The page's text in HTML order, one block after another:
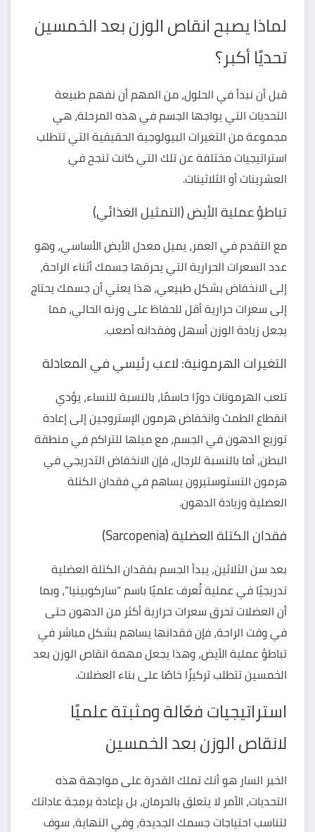
لماذا يصبح انقاص الوزن بعد الخمسين
تحديًا أكبر؟
قبل أن نبدأ في الحلول، من المهم أن نفهم طبيعة
التحديات التي يواجها الجسم في هذه المرحلة، هي
مجموعة من التغيرات البيولوجية الحقيقية التي تتطلب
استراتيجيات مختلفة عن تلك التي كانت تنجح في
العشرينات أو الثلاثينات.
تباطؤ عملية الأيض (التمثيل الغذائي)
مع التقدم في العمر، يميل معدل الأيض الأساسي، وهو
عدد السعرات الحرارية التي يحرقها جسمك أثناء الراحة،
إلى الانخفاض بشكل طبيعي، هذا يعني أن جسمك يحتاج
إلى سعرات حرارية أقل للحفاظ على وزنه الحالي، مما
يجعل زيادة الوزن أسهل وفقدانه أصعب.
التغيرات الهرمونية: لاعب رئيسي في المعادلة
تلعب الهرمونات دورًا حاسمًا، بالنسبة للنساء، يؤدي
انقطاع الطمث وانخفاض هرمون الإستروجين إلى إعادة
توزيع الدهون في الجسم، مع ميلها للتراكم في منطقة
البطن، أما بالنسبة للرجال، فإن الانخفاض التدريجي في
هرمون التستوستيرون يساهم في فقدان الكتلة
العضلية وزيادة الدهون.
فقدان الكتلة العضلية (Sarcopenia)
بعد سن الثلاثين، يبدأ الجسم بفقدان الكتلة العضلية
تدريجيًا في عملية تُعرف علميًا باسم “ساركوبينيا”، وبما
أن العضلات تحرق سعرات حرارية أكثر من الدهون حتى
في وقت الراحة، فإن فقدانها يساهم بشكل مباشر في
تباطؤ عملية الأيض، وهذا يجعل مهمة انقاص الوزن بعد
الخمسين تتطلب تركيزًا خاصًا على بناء العضلات.
استراتيجيات فعّالة ومثبتة علميًا
لانقاص الوزن بعد الخمسين
الخبر السار هو أنك تملك القدرة على مواجهة هذه
التحديات، الأمر لا يتعلق بالحرمان، بل بإعادة برمجة عاداتك
لتناسب احتياجات جسمك الجديدة، وفي النهاية، سوف